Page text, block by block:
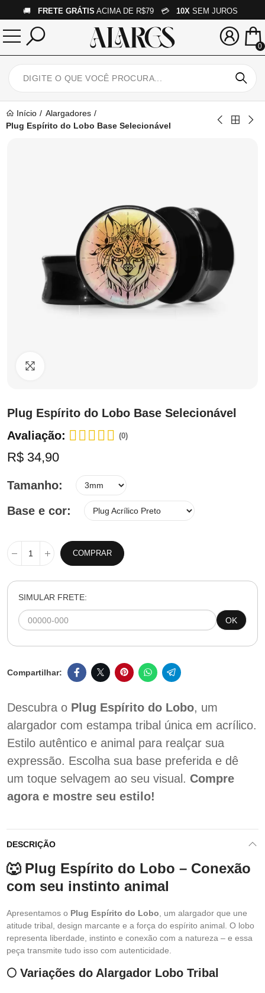
🚚 FRETE GRÁTIS ACIMA DE R$79 💳 10X SEM JUROS
0
Início
Alargadores
Plug Espírito do Lobo Base Selecionável
Plug Espírito do Lobo Base Selecionável
Avaliação:
(0)
R$ 34,90
Tamanho
Base e cor
COMPRAR
SIMULAR FRETE:
OK
Descubra o Plug Espírito do Lobo, um
alargador com estampa tribal única em acrílico.
Estilo autêntico e animal para realçar sua
expressão. Escolha sua base preferida e dê
um toque selvagem ao seu visual. Compre
agora e mostre seu estilo!
DESCRIÇÃO
🐺 Plug Espírito do Lobo – Conexão
com seu instinto animal
Apresentamos o Plug Espírito do Lobo , um alargador que une
atitude tribal, design marcante e a força do espírito animal. O lobo
representa liberdade, instinto e conexão com a natureza – e essa
peça transmite tudo isso com autenticidade.
🌕 Variações do Alargador Lobo Tribal